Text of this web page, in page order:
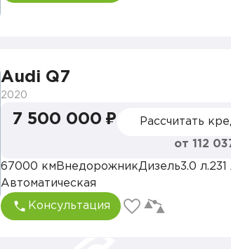
Audi Q7
2020
7 500 000 ₽ Рассчитать
от 112
67000 км ВнедорожникДизель3.0 л.231
Автоматическая
Консультация